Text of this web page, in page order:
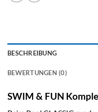
BESCHREIBUNG
BEWERTUNGEN (0)
SWIM & FUN